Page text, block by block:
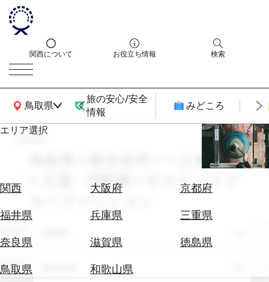
関西について お役立ち情報 検索
鳥取県
関西広域MAP
旅の安心/安全
情報
みどころ
エリア選択
関西 大阪府
京都府
福井県
兵庫県
三重県
奈良県
滋賀県
徳島県
鳥取県
和歌山県
エ
券
テ
を
search
鳥取県 × 観光名所 × 一人旅 × 10月
× 入場・拝観券 × サスティナブ
テーマ